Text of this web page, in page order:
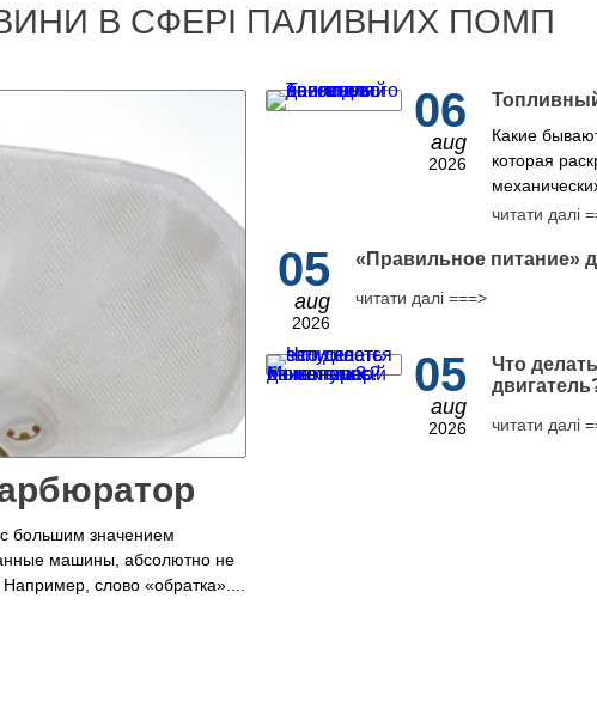
В СФЕРІ ПАЛИВНИХ ПОМП
большим значением
машины, абсолютно не
слово «обратка»....
06
aug
2026
Какие
которая
читати далі
05
aug
2026
​«Правильное питание»
читати далі ===>
05
aug
2026
Что
читати далі